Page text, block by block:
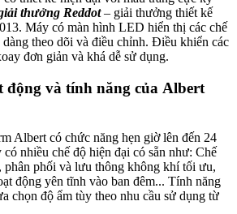
thưởng Reddot– giải thưởng thiết kế
Máy có màn hình LED hiển thị các chế
dàng theo dõi và điều chỉnh. Điều khiển các
đơn giản và khá dễ sử dụng.
động và tính năng của Albert
Albert​ có chức năng hẹn giờ lên đến 24
nhiều chế độ hiện đại có sẵn như: Chế
phân phối và lưu thông không khí tối ưu,
động yên tĩnh vào ban đêm... Tính năng
chọn độ ẩm tùy theo nhu cầu sử dụng từ